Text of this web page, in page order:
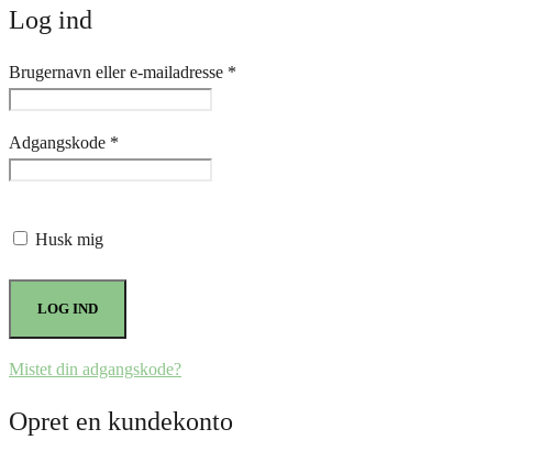
Log ind
Brugernavn eller e-mailadresse *
Adgangskode *
Husk mig
LOG IND
Mistet din adgangskode?
Opret en kundekonto